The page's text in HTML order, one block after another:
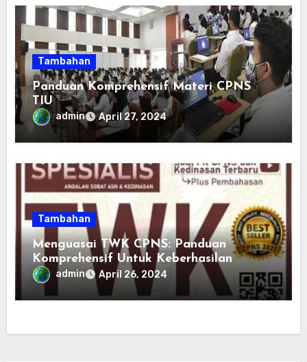
Tambahan
Panduan Komprehensif Materi CPNS
TIU
admin April 27, 2024
Tambahan
Menguasai TWK CPNS: Panduan
Komprehensif Untuk Keberhasilan
admin April 26, 2024